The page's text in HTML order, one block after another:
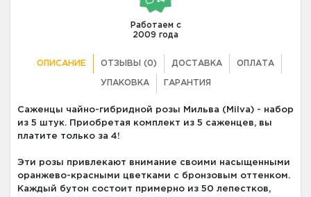
Работаем с
2009 года
ОПИСАНИЕ ОТЗЫВЫ (0) ДОСТАВКА ОПЛАТА
УПАКОВКА ГАРАНТИЯ
Саженцы чайно-гибридной розы Мильва (Milva) - набор
из 5 штук. Приобретая комплект из 5 саженцев, вы
платите только за 4!
Эти розы привлекают внимание своими насыщенными
оранжево-красными цветками с бронзовым оттенком.
Каждый бутон состоит примерно из 50 лепестков,